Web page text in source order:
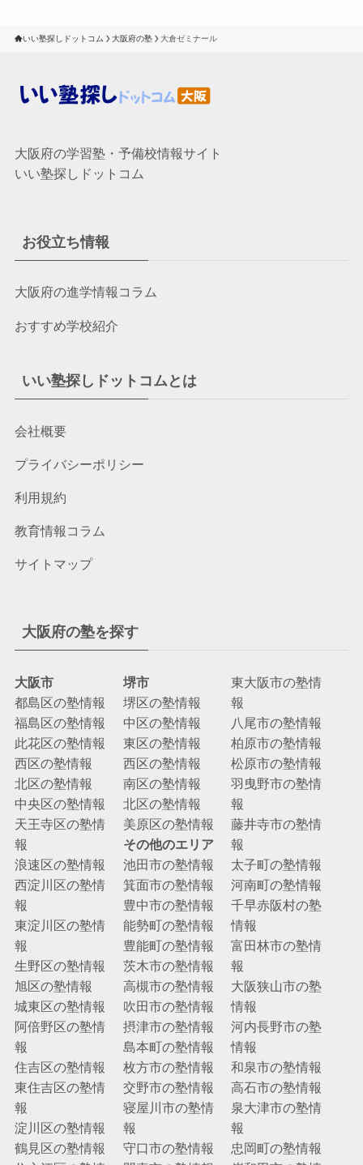
いい塾探しドットコム 大阪府の塾 大倉ゼミナール
大阪府の学習塾・予備校情報サイト
いい塾探しドットコム
お役立ち情報
大阪府の進学情報コラム
おすすめ学校紹介
いい塾探しドットコムとは
会社概要
プライバシーポリシー
利用規約
教育情報コラム
サイトマップ
大阪府の塾を探す
大阪市
都島区の塾情報
福島区の塾情報
此花区の塾情報
西区の塾情報
北区の塾情報
中央区の塾情報
天王寺区の塾情
報
浪速区の塾情報
西淀川区の塾情
報
東淀川区の塾情
報
生野区の塾情報
旭区の塾情報
城東区の塾情報
阿倍野区の塾情
報
住吉区の塾情報
東住吉区の塾情
報
淀川区の塾情報
鶴見区の塾情報
堺市
堺区の塾情報
中区の塾情報
東区の塾情報
西区の塾情報
南区の塾情報
北区の塾情報
美原区の塾情報
その他のエリア
池田市の塾情報
箕面市の塾情報
豊中市の塾情報
能勢町の塾情報
豊能町の塾情報
茨木市の塾情報
高槻市の塾情報
吹田市の塾情報
摂津市の塾情報
島本町の塾情報
枚方市の塾情報
交野市の塾情報
寝屋川市の塾情
報
守口市の塾情報
東大阪市の塾情
報
八尾市の塾情報
柏原市の塾情報
松原市の塾情報
羽曳野市の塾情
報
藤井寺市の塾情
報
太子町の塾情報
河南町の塾情報
千早赤阪村の塾
情報
富田林市の塾情
報
大阪狭山市の塾
情報
河内長野市の塾
情報
和泉市の塾情報
高石市の塾情報
泉大津市の塾情
報
忠岡町の塾情報